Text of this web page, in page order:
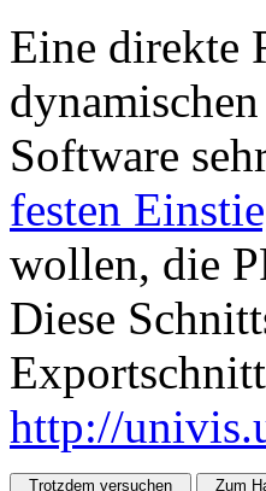
Eine direkte
Software
festen
wollen, die
Diese
http://